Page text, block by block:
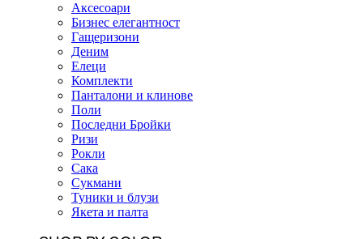
Аксесоари
Бизнес елегантност
Гащеризони
Деним
Елеци
Комплекти
Панталони и клинове
Поли
Последни Бройки
Ризи
Рокли
Сака
Сукмани
Туники и блузи
Якета и палта